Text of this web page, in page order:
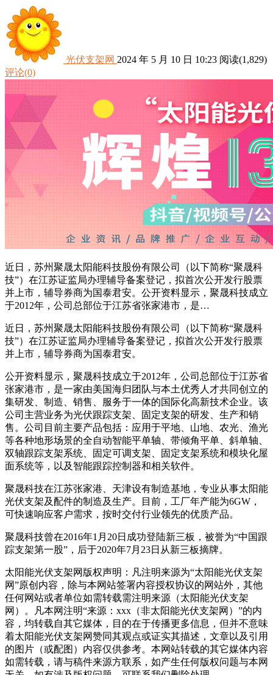
光伏支架网 2024 年 5 月 10 日 10:23 阅读(1,829)
评论(0)
近日，苏州聚晟太阳能科技股份有限公司（以下简称“聚晟科
技”）在江苏证监局办理辅导备案登记，拟首次公开发行股票
并上市，辅导券商为国泰君安。公开资料显示，聚晟科技成立
于2012年，公司总部位于江苏省张家港市，是…
近日，苏州聚晟太阳能科技股份有限公司（以下简称“聚晟科
技”）在江苏证监局办理辅导备案登记，拟首次公开发行股票
并上市，辅导券商为国泰君安。
公开资料显示，聚晟科技成立于2012年，公司总部位于江苏省
张家港市，是一家由美国海归团队与本土优秀人才共同创立的
集研发、制造、销售、服务于一体的国际化高新技术企业。该
公司主营业务为光伏跟踪支架、固定支架的研发、生产和销
售。公司目前主要产品包括：应用于平地、山地、农光、渔光
等各种地形场景的全自动智能平单轴、带倾角平单、斜单轴、
双轴跟踪支架系统、固定可调支架、固定支架系统和模块化屋
面系统等，以及智能跟踪控制器和相关软件。
聚晟科技在江苏张家港、天津设有制造基地，专业从事太阳能
光伏支架及配件的制造及生产。目前，工厂年产能为6GW，
可快速响应客户需求，按时交付行业领先的优质产品。
聚晟科技曾在2016年1月20日成功登陆新三板，被誉为“中国跟
踪支架第一股”，后于2020年7月23日从新三板摘牌。
太阳能光伏支架网版权声明：凡注明来源为“太阳能光伏支架
网”原创内容，除与本网站签署内容授权协议的网站外，其他
任何网站或者单位如需转载需注明来源（太阳能光伏支架
网）。凡本网注明“来源：xxx（非太阳能光伏支架网）”的内
容，均转载自其它媒体，目的在于传播更多信息，但并不意味
着太阳能光伏支架网赞同其观点或证实其描述，文章以及引用
的图片（或配图）内容仅供参考。本网站转载的其它媒体内容
如需转载，请与稿件来源方联系，如产生任何版权问题与本网